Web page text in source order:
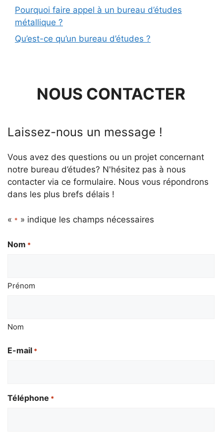
Pourquoi faire appel à un bureau d’études
métallique ?
Qu’est-ce qu’un bureau d’études ?
NOUS CONTACTER
Laissez-nous un message !
Vous avez des questions ou un projet concernant
notre bureau d’études? N'hésitez pas à nous
contacter via ce formulaire. Nous vous répondrons
dans les plus brefs délais !
« * » indique les champs nécessaires
Nom *
Prénom
Nom
E-mail *
Téléphone *